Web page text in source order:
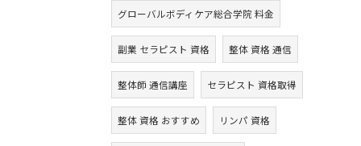
グローバルボディケア総合学院 料金
副業 セラピスト 資格 整体 資格 通信
整体師 通信講座 セラピスト 資格取得
整体 資格 おすすめ リンパ 資格